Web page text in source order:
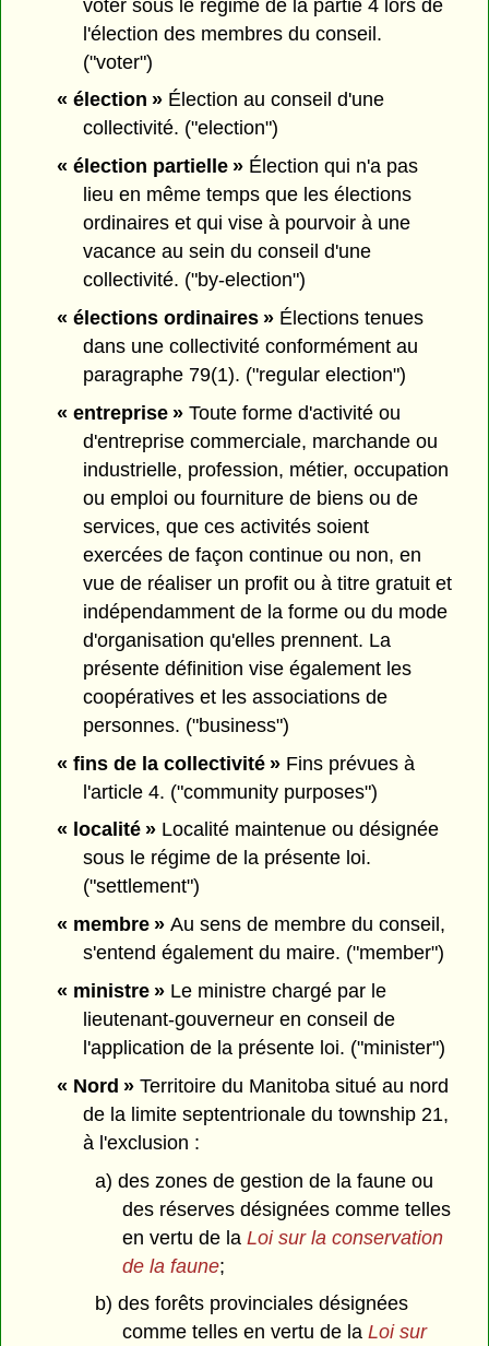
voter sous le régime de la partie 4 lors de
l'élection des membres du conseil.
("voter")
« élection »Élection au conseil d'une
collectivité. ("election")
« élection partielle »Élection qui n'a pas
lieu en même temps que les élections
ordinaires et qui vise à pourvoir à une
vacance au sein du conseil d'une
collectivité. ("by-election")
« élections ordinaires »Élections tenues
dans une collectivité conformément au
paragraphe 79(1). ("regular election")
« entreprise »Toute forme d'activité ou
d'entreprise commerciale, marchande ou
industrielle, profession, métier, occupation
ou emploi ou fourniture de biens ou de
services, que ces activités soient
exercées de façon continue ou non, en
vue de réaliser un profit ou à titre gratuit et
indépendamment de la forme ou du mode
d'organisation qu'elles prennent. La
présente définition vise également les
coopératives et les associations de
personnes. ("business")
« fins de la collectivité »Fins prévues à
l'article 4. ("community purposes")
« localité »Localité maintenue ou désignée
sous le régime de la présente loi.
("settlement")
« membre »Au sens de membre du conseil,
s'entend également du maire. ("member")
« ministre »Le ministre chargé par le
lieutenant-gouverneur en conseil de
l'application de la présente loi. ("minister")
« Nord »Territoire du Manitoba situé au nord
de la limite septentrionale du township 21,
à l'exclusion :
a) des zones de gestion de la faune ou
des réserves désignées comme telles
en vertu de la Loi sur la conservation
de la faune;
b) des forêts provinciales désignées
comme telles en vertu de la Loi sur